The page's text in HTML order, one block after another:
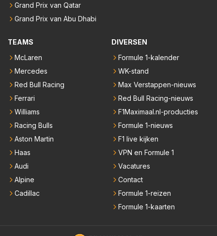
Grand Prix van Qatar
Grand Prix van Abu Dhabi
TEAMS
McLaren
Mercedes
Red Bull Racing
Ferrari
Williams
Racing Bulls
Aston Martin
Haas
Audi
Alpine
Cadillac
DIVERSEN
Formule 1-kalender
WK-stand
Max Verstappen-nieuws
Red Bull Racing-nieuws
F1Maximaal.nl-producties
Formule 1-nieuws
F1 live kijken
VPN en Formule 1
Vacatures
Contact
Formule 1-reizen
Formule 1-kaarten